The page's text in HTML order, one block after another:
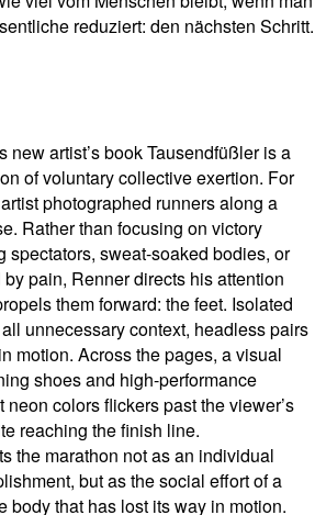
reduziert: den nächsten Schritt.
new artist’s book Tausendfüßler is a
of voluntary collective exertion. For
photographed runners along a
Rather than focusing on victory
spectators, sweat-soaked bodies, or
pain, Renner directs his attention
them forward: the feet. Isolated
unnecessary context, headless pairs
motion. Across the pages, a visual
shoes and high-performance
neon colors flickers past the viewer’s
reaching the finish line.
the marathon not as an individual
but as the social effort of a
body that has lost its way in motion.